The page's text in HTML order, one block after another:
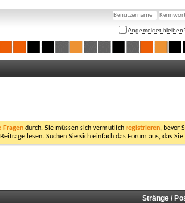
Angemeldet
Fragen durch. Sie müssen sich vermutlich registrieren, bevor
lesen. Suchen Sie sich einfach das Forum aus, das
Stränge /